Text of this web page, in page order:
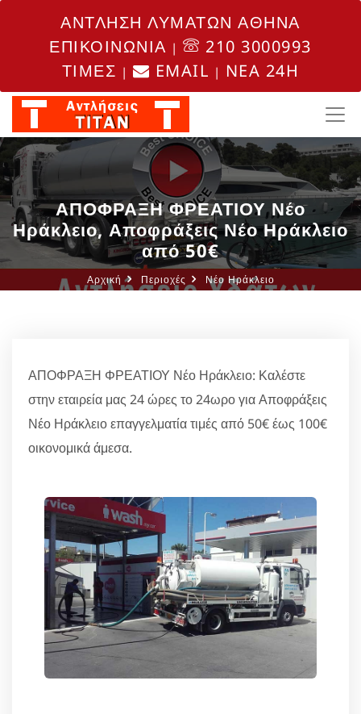
ΑΝΤΛΗΣΗ ΛΥΜΑΤΩΝ ΑΘΗΝΑ
ΕΠΙΚΟΙΝΩΝΙΑ |
210 3000993
ΤΙΜΕΣ | EMAIL | NEA 24H
ΑΠΟΦΡΑΞΗ ΦΡΕΑΤΙΟΥ Νέο
Ηράκλειο, Αποφράξεις Νέο Ηράκλειο
από 50€
Αρχική Περιοχές Νέο Ηράκλειο
ΑΠΟΦΡΑΞΗ ΦΡΕΑΤΙΟΥ Νέο Ηράκλειο: Καλέστε
στην εταιρεία μας 24 ώρες το 24ωρο για Αποφράξεις
Νέο Ηράκλειο επαγγελματία τιμές από 50€ έως 100€
οικονομικά άμεσα.